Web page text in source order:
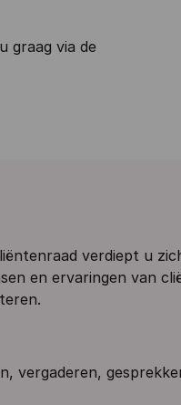
graag via de
verdiept u
en ervaringen van
vergaderen,